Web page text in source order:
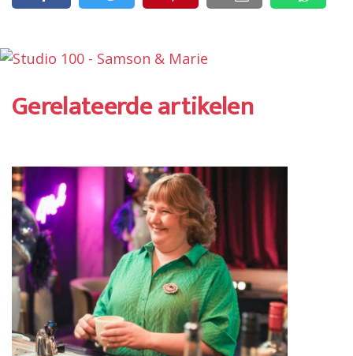
Gerelateerde artikelen